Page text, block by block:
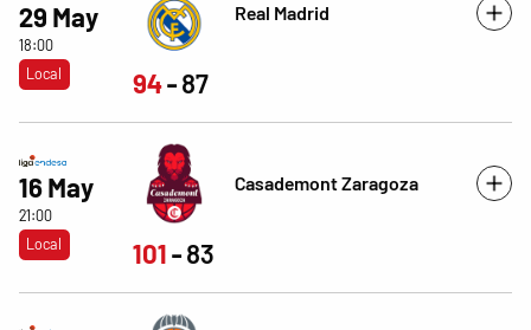
29 May
18:00
Local
Real Madrid
94 87
16 May
21:00
Local
Casademont Zaragoza
101 83